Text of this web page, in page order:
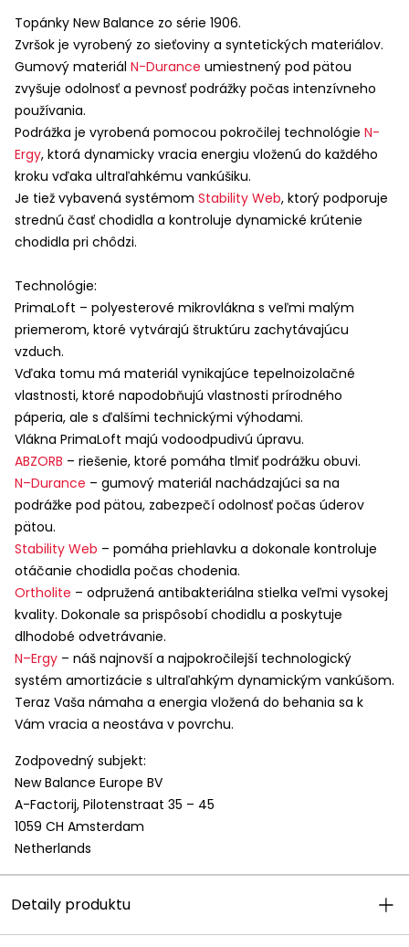
Topánky New Balance zo série 1906.
Zvršok je vyrobený zo sieťoviny a syntetických materiálov.
Gumový materiál N-Durance umiestnený pod pätou
zvyšuje odolnosť a pevnosť podrážky počas intenzívneho
používania.
Podrážka je vyrobená pomocou pokročilej technológie N-
Ergy, ktorá dynamicky vracia energiu vloženú do každého
kroku vďaka ultraľahkému vankúšiku.
Je tiež vybavená systémom Stability Web, ktorý podporuje
strednú časť chodidla a kontroluje dynamické krútenie
chodidla pri chôdzi.
Technológie:
PrimaLoft – polyesterové mikrovlákna s veľmi malým
priemerom, ktoré vytvárajú štruktúru zachytávajúcu
vzduch.
Vďaka tomu má materiál vynikajúce tepelnoizolačné
vlastnosti, ktoré napodobňujú vlastnosti prírodného
páperia, ale s ďalšími technickými výhodami.
Vlákna PrimaLoft majú vodoodpudivú úpravu.
ABZORB – riešenie, ktoré pomáha tlmiť podrážku obuvi.
N–Durance – gumový materiál nachádzajúci sa na
podrážke pod pätou, zabezpečí odolnosť počas úderov
pätou.
Stability Web – pomáha priehlavku a dokonale kontroluje
otáčanie chodidla počas chodenia.
Ortholite – odpružená antibakteriálna stielka veľmi vysokej
kvality. Dokonale sa prispôsobí chodidlu a poskytuje
dlhodobé odvetrávanie.
N–Ergy – náš najnovší a najpokročilejší technologický
systém amortizácie s ultraľahkým dynamickým vankúšom.
Teraz Vaša námaha a energia vložená do behania sa k
Vám vracia a neostáva v povrchu.
Zodpovedný subjekt:
New Balance Europe BV
A-Factorij, Pilotenstraat 35 – 45
1059 CH Amsterdam
Netherlands
Detaily produktu